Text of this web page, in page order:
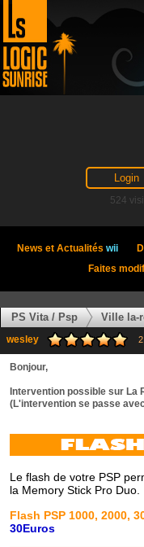
524
News et Actualités wii
Faites
PS Vita / Psp Ville la-
wesley
Bonjour,
Intervention possible sur La
(L'intervention se passe
Le flash de votre PSP
la Memory Stick Pro Duo.
Flash PSP 1000, 2000,
30Euros